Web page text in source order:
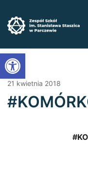
Open toolbar
do
treści
21 kwietnia 2018